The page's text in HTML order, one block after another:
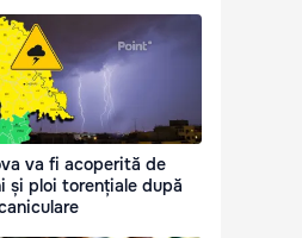
va fi acoperită de
și ploi torențiale după